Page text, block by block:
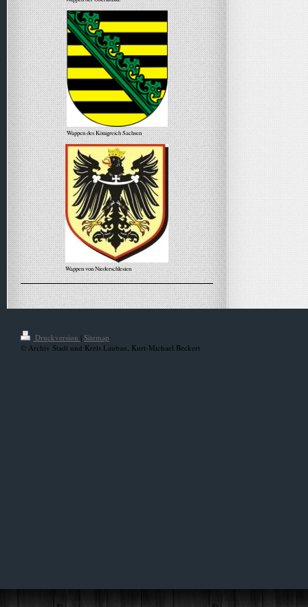
Wappen des Königreich Sachsen
Wappen von Niederschlesien
Alle Meldungen
Druckversion | Sitemap
© Archiv Stadt und Kreis Lauban, Kurt-Michael Beckert